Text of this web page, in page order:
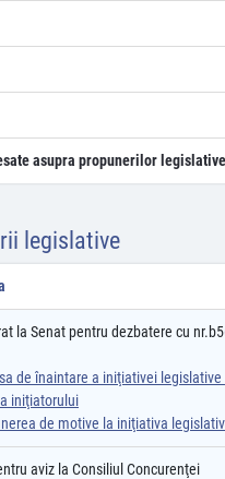
asupra propunerilor
legislative
la Senat pentru dezbatere cu
de înaintare a iniţiativei
iniţiatorului
de motive la iniţiativa
aviz la Consiliul Concurenţei